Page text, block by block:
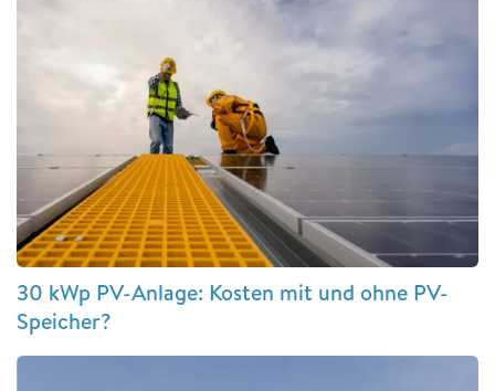
30 kWp PV-Anlage: Kosten mit und ohne PV-
Speicher?